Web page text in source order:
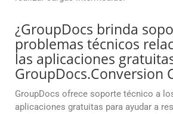
¿GroupDocs brinda
problemas técnicos
las aplicaciones
GroupDocs.Conversion
GroupDocs ofrece soporte técnico a
aplicaciones gratuitas para ayudar a